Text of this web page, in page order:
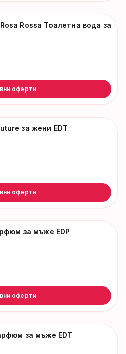
Rossa Тоалетна вода за
оферти
за жени EDT
оферти
за мъже EDP
оферти
за мъже EDT